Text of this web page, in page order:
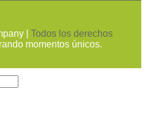
| Todos los derechos
momentos únicos.